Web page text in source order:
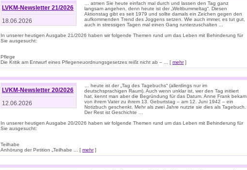
LVKM-Newsletter 21/2026
18.06.2026
… atmen Sie heute einfach mal durch und lassen den Tag ganz
langsam angehen, denn heute ist der „Weltbummeltag“. Diesen
Aktionstag gibt es seit 1979 und sollte damals ein Zeichen gegen den
aufkommenden Trend des Joggens setzen. Wie auch immer, es tut gut,
auch in stressigen Tagen mal einen Gang runterzuschalten ...
In unserer heutigen Ausgabe 21/2026 haben wir folgende Themen rund um das Leben mit Behinderung für
Sie ausgesucht:
Pflege
Die Kritik am Entwurf eines Pflegeneuordnungsgesetzes reißt nicht ab – ... [ mehr]
LVKM-Newsletter 20/2026
12.06.2026
… heute ist der „Tag des Tagebuchs“ (allerdings nur im
deutschsprachigen Raum). Auch wenn unklar ist, wer den Tag initiiert
hat, kennt man aber die Begründung für das Datum. Anne Frank bekam
von ihrem Vater zu ihrem 13. Geburtstag – am 12. Juni 1942 – ein
Notizbuch geschenkt. Mehr als zwei Jahre nutzte sie dies als Tagebuch.
Der Rest ist Geschichte …
In unserer heutigen Ausgabe 20/2026 haben wir folgende Themen rund um das Leben mit Behinderung für
Sie ausgesucht:
Teilhabe
Anhörung der Petition „Teilhabe ... [ mehr]